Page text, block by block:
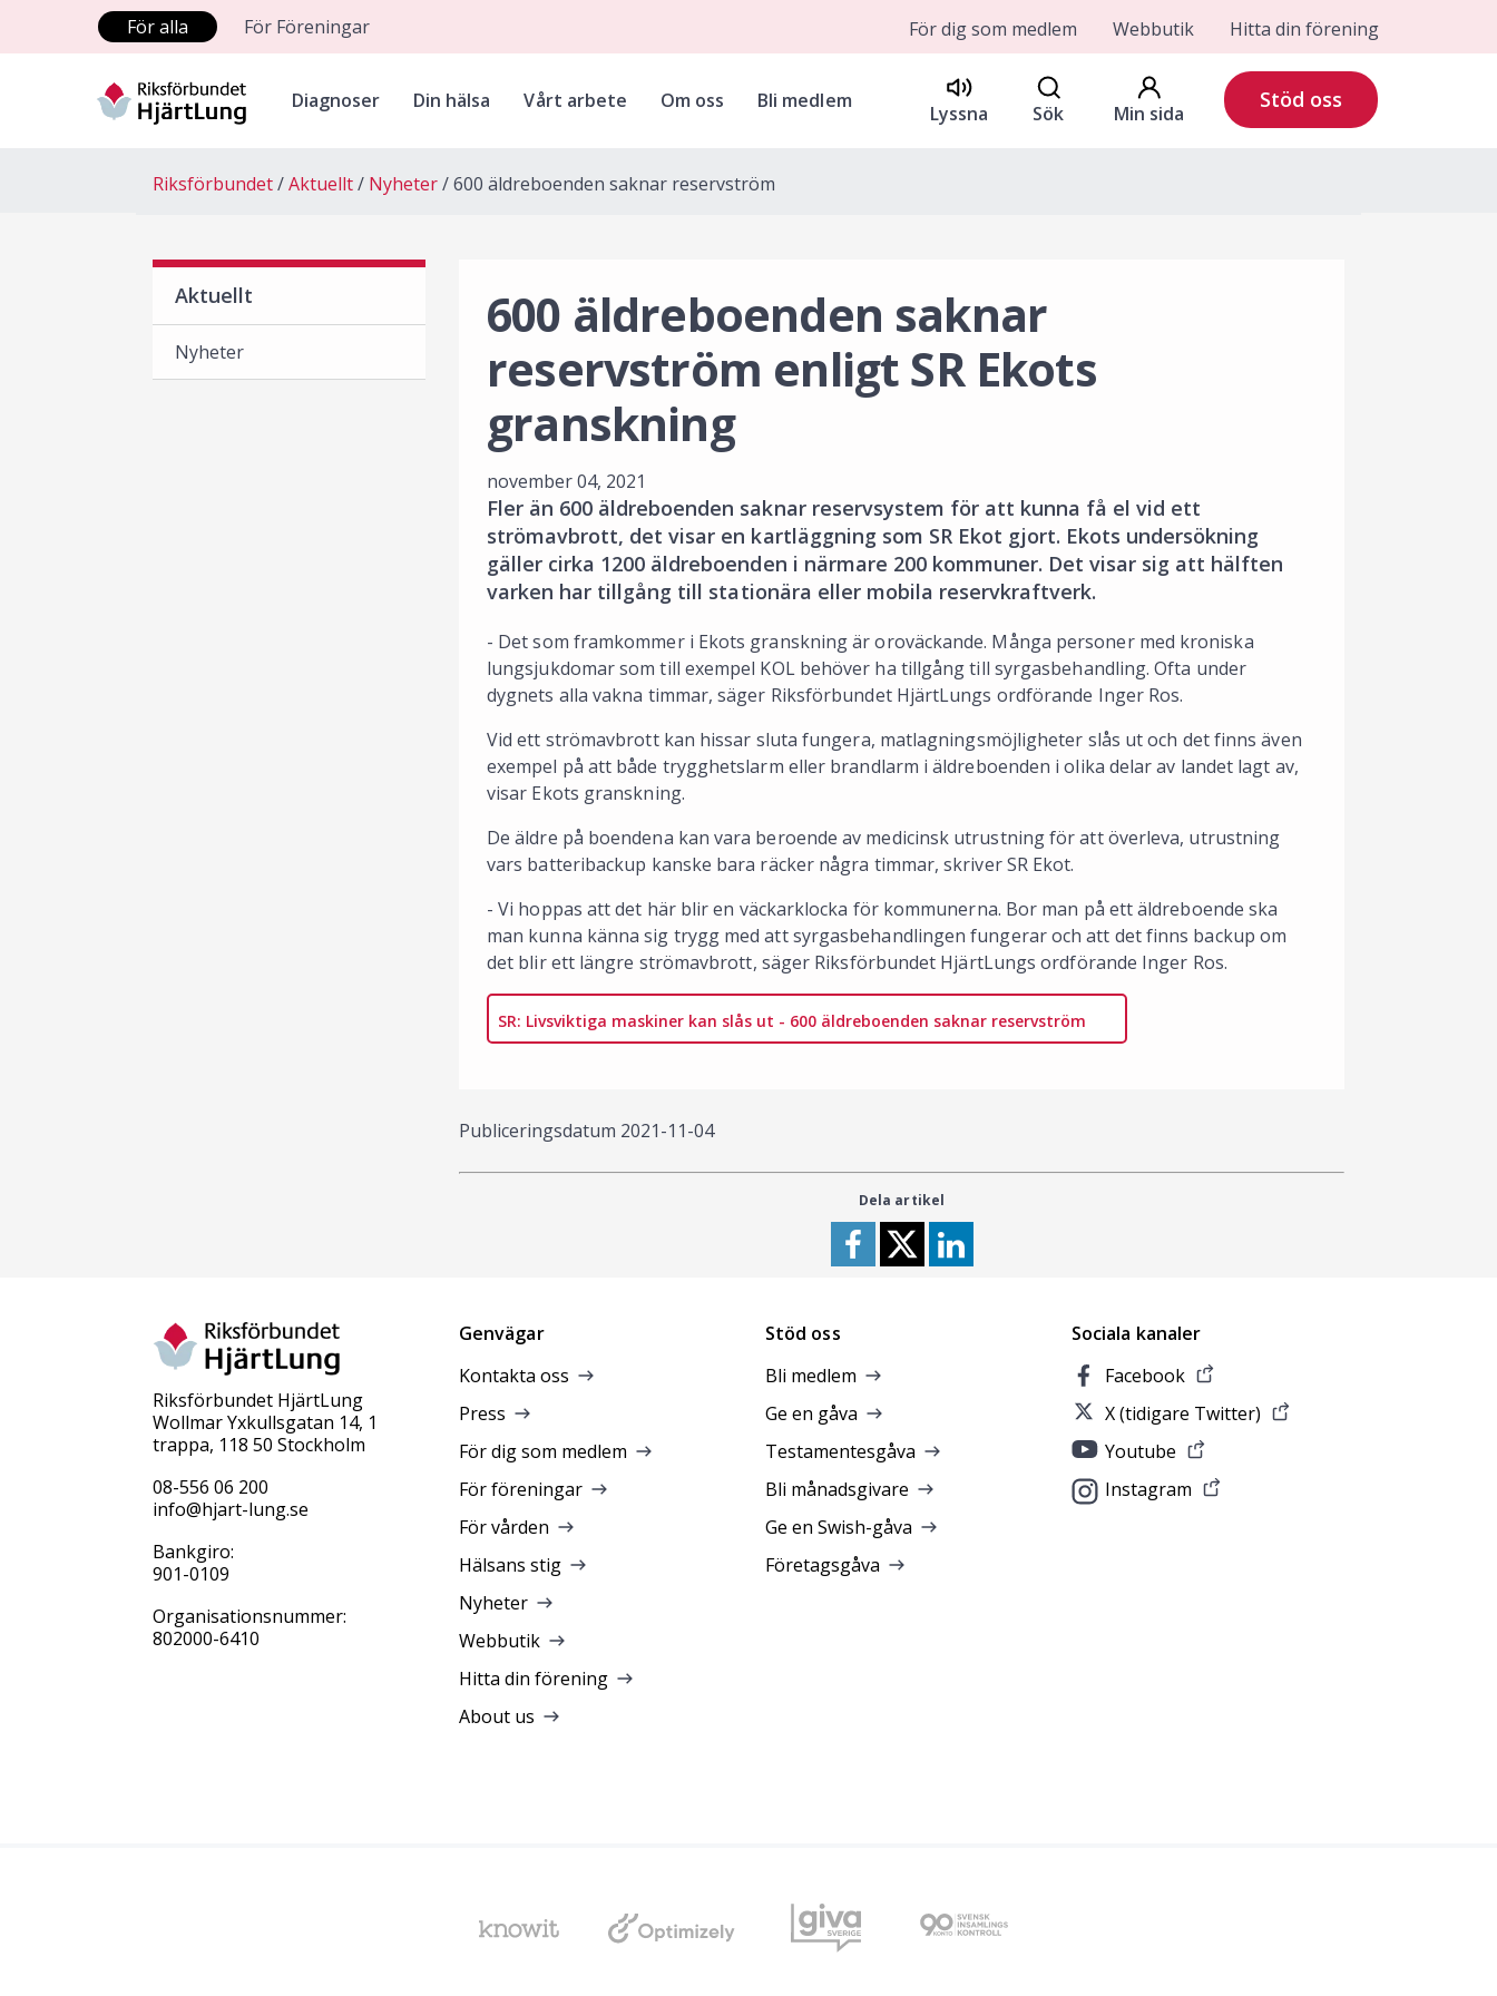
För alla För Föreningar För dig som medlem Webbutik Hitta din förening
Diagnoser Din hälsa Vårt arbete Om oss Bli medlem
Lyssna Sök Min sida
Stöd oss
Riksförbundet Aktuellt Nyheter 600 äldreboenden saknar reservström
Aktuellt
Nyheter
600 äldreboenden saknar
reservström enligt SR Ekots
granskning
november 04, 2021
Fler än 600 äldreboenden saknar reservsystem för att kunna få el vid ett
strömavbrott, det visar en kartläggning som SR Ekot gjort. Ekots undersökning
gäller cirka 1200 äldreboenden i närmare 200 kommuner. Det visar sig att hälften
varken har tillgång till stationära eller mobila reservkraftverk.
- Det som framkommer i Ekots granskning är oroväckande. Många personer med kroniska
lungsjukdomar som till exempel KOL behöver ha tillgång till syrgasbehandling. Ofta under
dygnets alla vakna timmar, säger Riksförbundet HjärtLungs ordförande Inger Ros.
Vid ett strömavbrott kan hissar sluta fungera, matlagningsmöjligheter slås ut och det finns även
exempel på att både trygghetslarm eller brandlarm i äldreboenden i olika delar av landet lagt av,
visar Ekots granskning.
De äldre på boendena kan vara beroende av medicinsk utrustning för att överleva, utrustning
vars batteribackup kanske bara räcker några timmar, skriver SR Ekot.
- Vi hoppas att det här blir en väckarklocka för kommunerna. Bor man på ett äldreboende ska
man kunna känna sig trygg med att syrgasbehandlingen fungerar och att det finns backup om
det blir ett längre strömavbrott, säger Riksförbundet HjärtLungs ordförande Inger Ros.
SR: Livsviktiga maskiner kan slås ut - 600 äldreboenden saknar reservström
Publiceringsdatum 2021-11-04
Dela artikel
Riksförbundet HjärtLung
Wollmar Yxkullsgatan 14, 1
trappa, 118 50 Stockholm
08-556 06 200
info@hjart-lung.se
Bankgiro:
901-0109
Organisationsnummer:
802000-6410
Genvägar
Kontakta oss
Press
För dig som medlem
För föreningar
För vården
Hälsans stig
Nyheter
Webbutik
Hitta din förening
About us
Stöd oss
Bli medlem
Ge en gåva
Testamentesgåva
Bli månadsgivare
Ge en Swish-gåva
Företagsgåva
Sociala kanaler
Facebook
X (tidigare Twitter)
Youtube
Instagram